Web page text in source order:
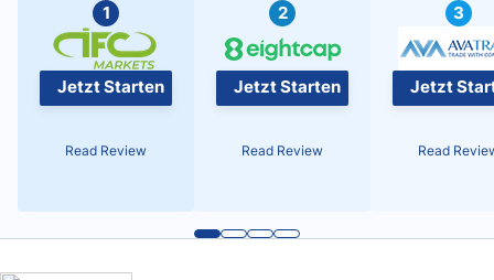
1
Jetzt Starten
Read Review
2
Jetzt Starten
Read Review
3
Jetzt
Read